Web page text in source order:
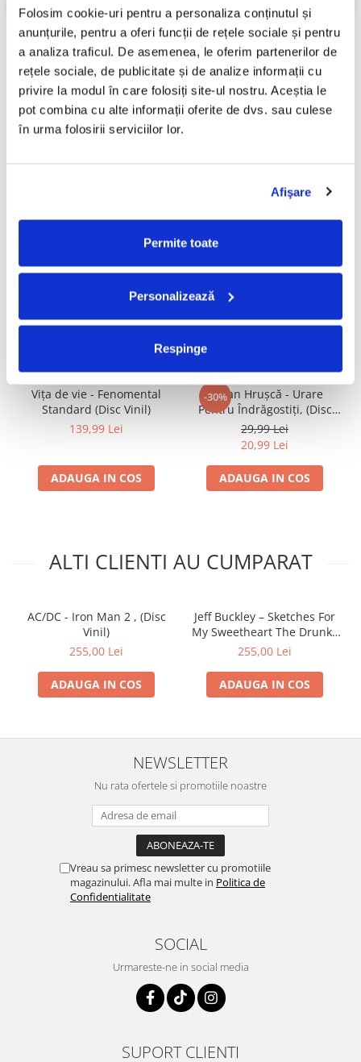
Folosim cookie-uri pentru a personaliza conținutul și
anunțurile, pentru a oferi funcții de rețele sociale și pentru
a analiza traficul. De asemenea, le oferim partenerilor de
rețele sociale, de publicitate și de analize informații cu
privire la modul în care folosiți site-ul nostru. Aceștia le
pot combina cu alte informații oferite de dvs. sau culese
în urma folosirii serviciilor lor.
Afişare
Permite toate
Personalizează
Respinge
Review-uri (0)
PRODUSE ALTERNATIVE
Vinil)
150,00 Lei
FRECVENT CUMPARATE
IMPREUNA
Vița de vie - Fenomental
Standard (Disc Vinil)
139,99 Lei
ADAUGA IN COS
-30%
Ștefan Hrușcă - Urare
Pentru Îndrăgostiți, (Disc
Vinil)
29,99 Lei
20,99 Lei
ADAUGA IN COS
ALTI CLIENTI AU CUMPARAT
AC/DC - Iron Man 2 , (Disc
Vinil)
255,00 Lei
ADAUGA IN COS
Jeff Buckley – Sketches For
My Sweetheart The Drunk ,
(Disc Vinil)
255,00 Lei
ADAUGA IN COS
NEWSLETTER
Nu rata ofertele si promotiile noastre
Vreau sa primesc newsletter cu promotiile
magazinului. Afla mai multe in Politica de
Confidentialitate
SOCIAL
Urmareste-ne in social media
SUPORT CLIENTI